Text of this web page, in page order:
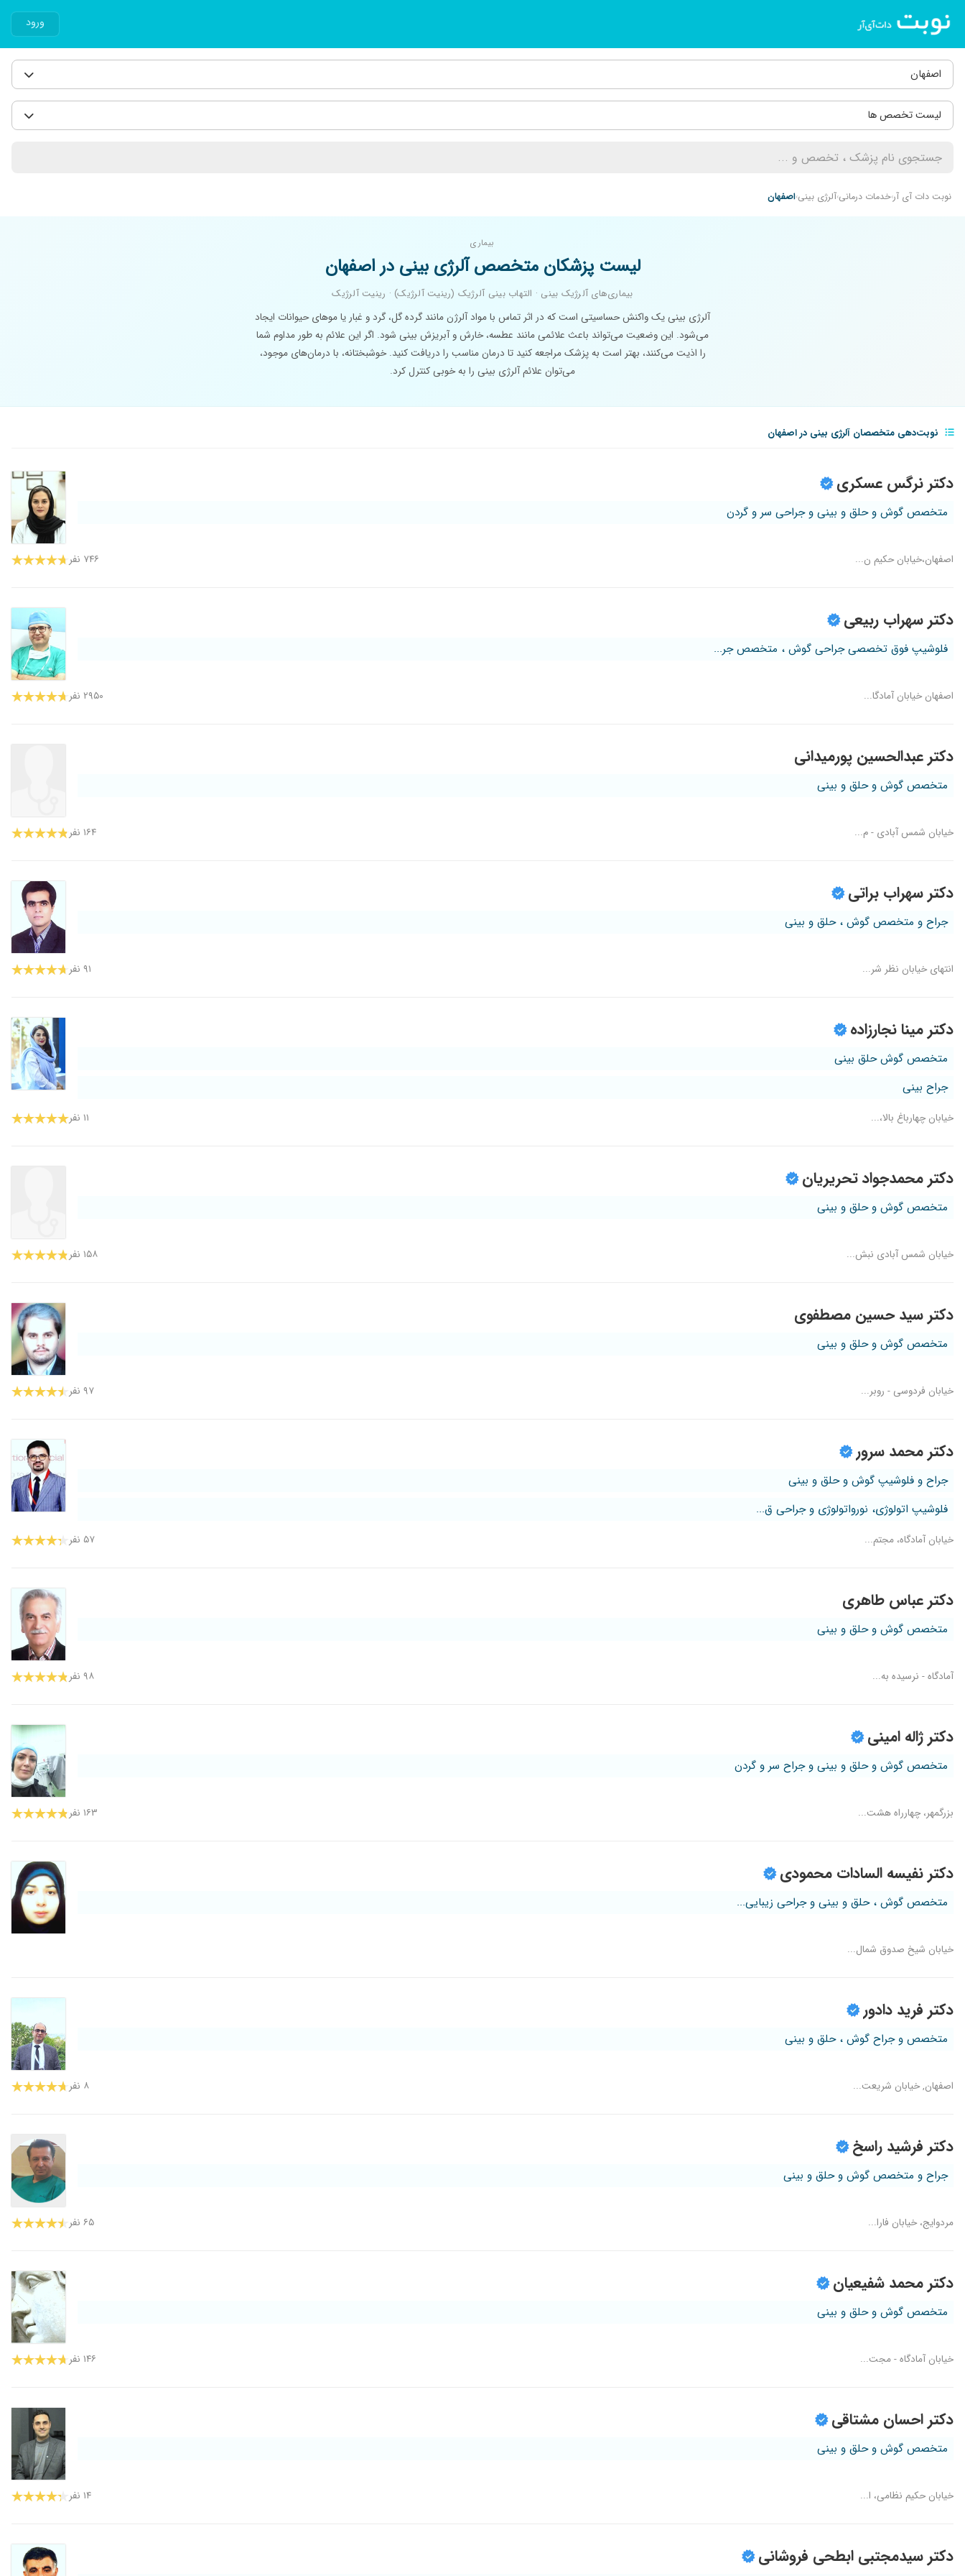
ورود
اصفهان
لیست تخصص ها
نوبت دات آی آرخدمات درمانی آلرژی بینی اصفهان
بیماری
لیست پزشکان متخصص آلرژی بینی در اصفهان
بیماری‌های آلرژیک بینی · التهاب بینی آلرژیک (رینیت آلرژیک) · رینیت آلرژیک
آلرژی بینی یک واکنش حساسیتی است که در اثر تماس با مواد آلرژن مانند گرده گل، گرد و غبار یا موهای حیوانات ایجاد
می‌شود. این وضعیت می‌تواند باعث علائمی مانند عطسه، خارش و آبریزش بینی شود. اگر این علائم به طور مداوم شما
را اذیت می‌کنند، بهتر است به پزشک مراجعه کنید تا درمان مناسب را دریافت کنید. خوشبختانه، با درمان‌های موجود،
می‌توان علائم آلرژی بینی را به خوبی کنترل کرد.
نوبت‌دهی متخصصان آلرژی بینی در اصفهان
دکتر نرگس عسکری
متخصص گوش و حلق و بینی و جراحی سر و گردن
اصفهان،خیابان حکیم ن... ۷۴۶ نفر
دکتر سهراب ربیعی
فلوشیپ فوق تخصصی جراحی گوش ، متخصص جر...
اصفهان خیابان آمادگا... ۲۹۵۰ نفر
دکتر عبدالحسین پورمیدانی
متخصص گوش و حلق و بینی
خیابان شمس آبادی - م... ۱۶۴ نفر
دکتر سهراب براتی
جراح و متخصص گوش ، حلق و بینی
انتهای خیابان نظر شر... ۹۱ نفر
دکتر مینا نجارزاده
متخصص گوش حلق بینی
جراح بینی
خیابان چهارباغ بالا،... ۱۱ نفر
دکتر محمدجواد تحریریان
متخصص گوش و حلق و بینی
خیابان شمس آبادی نبش... ۱۵۸ نفر
دکتر سید حسین مصطفوی
متخصص گوش و حلق و بینی
خیابان فردوسی - روبر... ۹۷ نفر
دکتر محمد سرور
جراح و فلوشیپ گوش و حلق و بینی
فلوشیپ اتولوژی، نورواتولوژی و جراحی ق...
خیابان آمادگاه، مجتم... ۵۷ نفر
دکتر عباس طاهری
متخصص گوش و حلق و بینی
آمادگاه - نرسیده به... ۹۸ نفر
دکتر ژاله امینی
متخصص گوش و حلق و بینی و جراح سر و گردن
بزرگمهر، چهارراه هشت... ۱۶۳ نفر
دکتر نفیسه السادات محمودی
متخصص گوش ، حلق و بینی و جراحی زیبایی...
خیابان شیخ صدوق شمال...
دکتر فرید دادور
متخصص و جراح گوش ، حلق و بینی
اصفهان, خیابان شریعت... ۸ نفر
دکتر فرشید راسخ
جراح و متخصص گوش و حلق و بینی
مردوایج، خیابان فارا... ۶۵ نفر
دکتر محمد شفیعیان
متخصص گوش و حلق و بینی
خیابان آمادگاه - مجت... ۱۴۶ نفر
دکتر احسان مشتاقی
متخصص گوش و حلق و بینی
خیابان حکیم نظامی، ا... ۱۴ نفر
دکتر سیدمجتبی ابطحی فروشانی